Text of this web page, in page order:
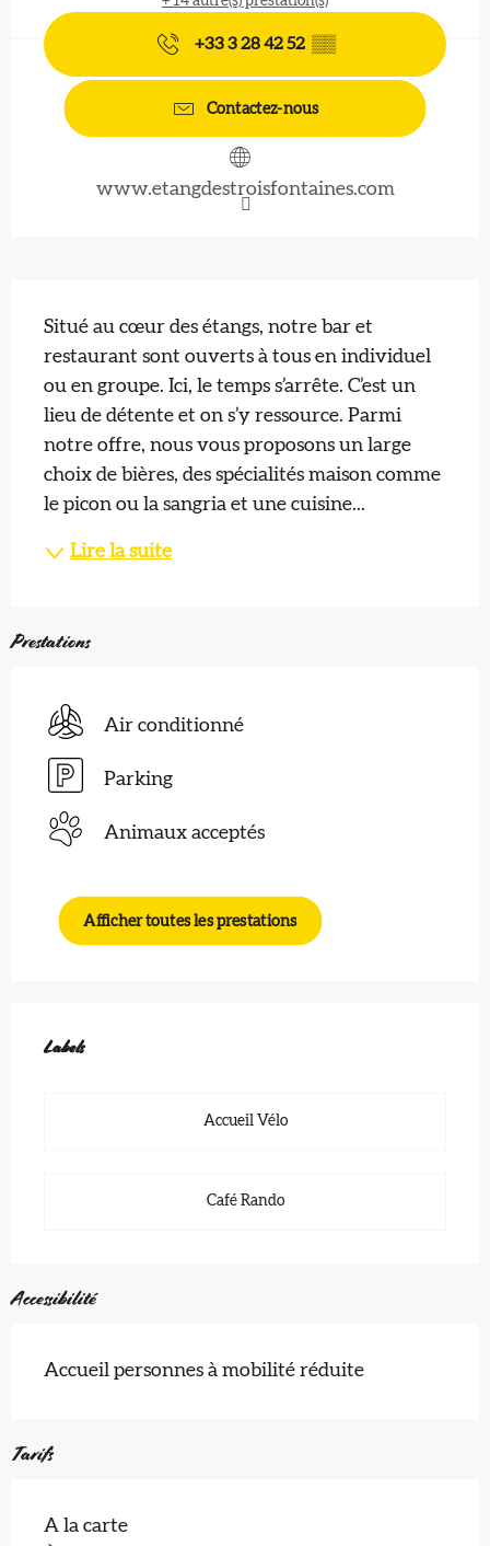
+33 3 28 42 52 ▒▒
Contactez-nous
www.etangdestroisfontaines.com
Situé au cœur des étangs, notre bar et
restaurant sont ouverts à tous en individuel
ou en groupe. Ici, le temps s’arrête. C’est un
lieu de détente et on s’y ressource. Parmi
notre offre, nous vous proposons un large
choix de bières, des spécialités maison comme
le picon ou la sangria et une cuisine...
Lire la suite
Prestations
Air conditionné
Parking
Animaux acceptés
Afficher toutes les prestations
Labels
Labels
Accueil Vélo
Café Rando
Accessibilité
Accueil personnes à mobilité réduite
Tarifs
A la carte